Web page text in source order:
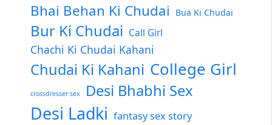
Bhai Behan Ki Chudai Bua Ki Chudai
Bur Ki Chudai Call Girl
Chachi Ki Chudai Kahani
Chudai Ki Kahani College Girl
crossdresser sex Desi Bhabhi Sex
Desi Ladki fantasy sex story